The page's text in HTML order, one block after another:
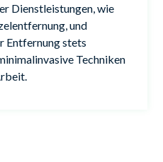
Dienstleistungen, wie
und
Entfernung stets
Techniken